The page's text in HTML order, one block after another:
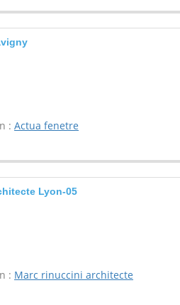
: Actua fenetre
Lyon-05
: Marc rinuccini architecte